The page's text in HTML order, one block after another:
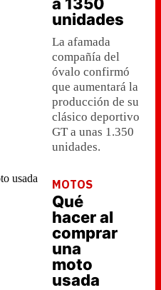
unidades
La afamada
compañía del
óvalo confirmó
que aumentará la
producción de su
clásico deportivo
GT a unas 1.350
unidades.
MOTOS
Qué
hacer al
comprar
una
moto
usada